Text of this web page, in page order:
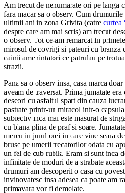
Am trecut de nenumarate ori pe langa
fara macar sa o observ. Cum drumurile
ultimii ani in zona Grivita (catre curtea
despre care am mai scris) am trecut
o observ. Tot ce-am remarcat in
mirosul de covrigi si pateuri cu branza
cainii amenintatori ce patrulau pe
strazii.
Pana sa o observ insa, casa marca
aveam de traversat. Prima jumatate
deseori cu asfaltul spart din cauza
pastrate printr-un miracol intr-o
subiectiv inca mai este masurat de
cu blana plina de praf si soare.
mereu in jurul orei in care vine seara
brusc pe umerii trecatorilor odata cu
un fel de cub rubik. Eram si sunt inca
infinitate de moduri de a strabate
drumuri am descoperit o casa cu
invinovatesc insa adesea ca poate am
primavara vor fi demolate.